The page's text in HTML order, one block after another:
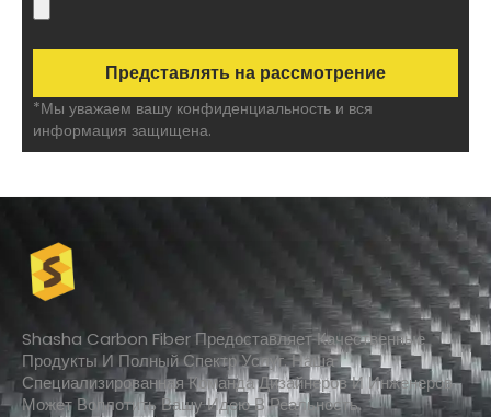
*Мы уважаем вашу конфиденциальность и вся
информация защищена.
Shasha Carbon Fiber Предоставляет Качественные
Продукты И Полный Спектр Услуг. Наша
Специализированная Команда Дизайнеров И Инженеров
Может Воплотить Вашу Идею В Реальность.